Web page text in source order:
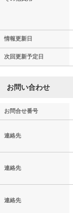
情報更新日
次回更新予定日
お問い合わせ
お問合せ番号
連絡先
連絡先
連絡先